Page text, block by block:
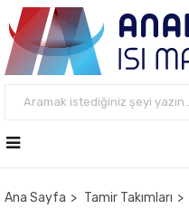
Ana Sayfa Tamir Takımları